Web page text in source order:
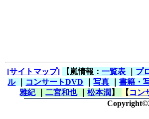
[サイトマップ] 【嵐情報：一覧表 プ
ル｜ コンサートDVD ｜写真 ｜書籍・
雅紀｜二宮和也｜松本潤 】 【 コン